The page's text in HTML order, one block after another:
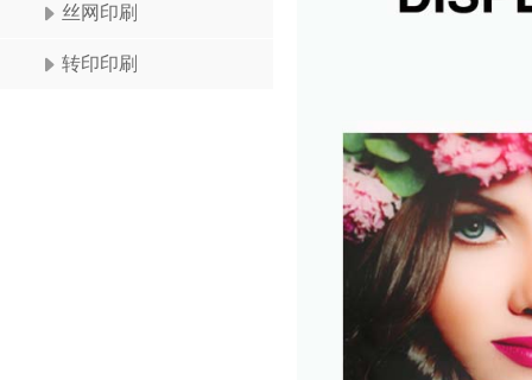
丝网印刷
转印印刷